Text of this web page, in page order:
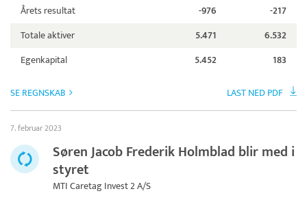
Årets resultat
-976
-217
Totale aktiver
5.471
6.532
Egenkapital
5.452 183
SE REGNSKAB LAST NED PDF
7. februar 2023
Søren Jacob Frederik Holmblad blir med i
styret
MTI Caretag Invest 2 A/S